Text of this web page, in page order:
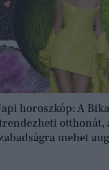
horoszkóp: A Bika
otthonát,
mehet